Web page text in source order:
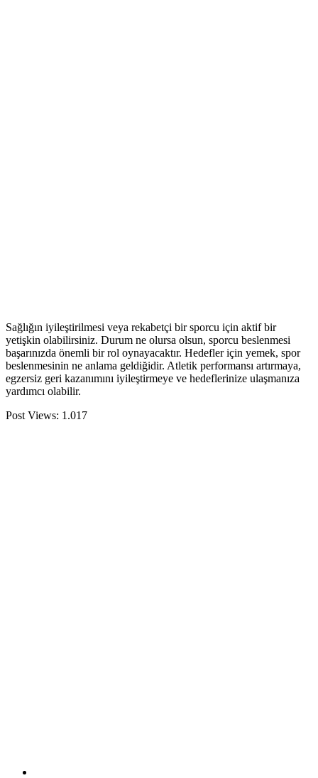
Sağlığın iyileştirilmesi veya rekabetçi bir sporcu için aktif bir
yetişkin olabilirsiniz. Durum ne olursa olsun, sporcu beslenmesi
başarınızda önemli bir rol oynayacaktır. Hedefler için yemek, spor
beslenmesinin ne anlama geldiğidir. Atletik performansı artırmaya,
egzersiz geri kazanımını iyileştirmeye ve hedeflerinize ulaşmanıza
yardımcı olabilir.
Post Views: 1.017